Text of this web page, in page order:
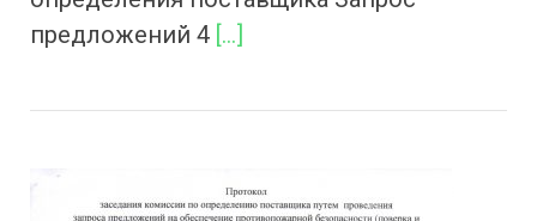
предложений 4 […]